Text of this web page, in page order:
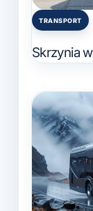
Posted
TRANSPORT
Skrzynia